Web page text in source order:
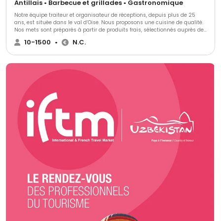
Antillais • Barbecue et grillades • Gastronomique
Notre équipe traiteur et organisateur de réceptions, depuis plus de 25
ans, est située dans le val d’Oise. Nous proposons une cuisine de qualité.
Nos mets sont préparés à partir de produits frais, sélectionnés auprès de
nos fournisseurs. Notre pâtissier est Meilleur Ouvrier de France. Nos
accords mets et vins ont été établis par un meilleur sommelier de France
10-1500 • N.C.